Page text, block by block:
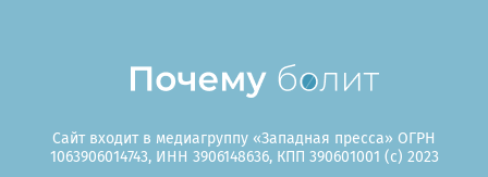
Сайт входит в медиагруппу «Западная пресса» ОГРН
1063906014743, ИНН 3906148636, КПП 390601001 (c) 2023